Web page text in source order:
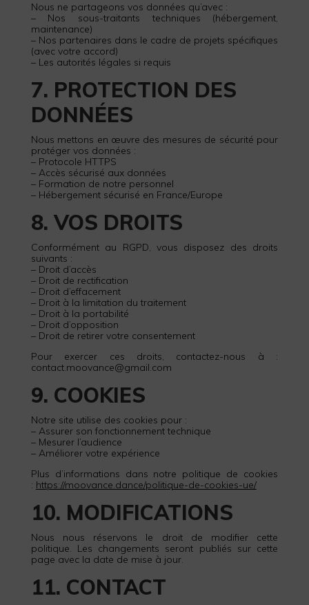
Nous ne partageons vos données qu’avec :
– Nos sous-traitants techniques (hébergement,
maintenance)
– Nos partenaires dans le cadre de projets spécifiques
(avec votre accord)
– Les autorités légales si requis
7. PROTECTION DES
DONNÉES
Nous mettons en œuvre des mesures de sécurité pour
protéger vos données :
– Protocole HTTPS
– Accès sécurisé aux données
– Formation de notre personnel
– Hébergement sécurisé en France/Europe
8. VOS DROITS
Conformément au RGPD, vous disposez des droits
suivants :
– Droit d’accès
– Droit de rectification
– Droit d’effacement
– Droit à la limitation du traitement
– Droit à la portabilité
– Droit d’opposition
– Droit de retirer votre consentement
Pour exercer ces droits, contactez-nous à :
contact.moovance@gmail.com
9. COOKIES
Notre site utilise des cookies pour :
– Assurer son fonctionnement technique
– Mesurer l’audience
– Améliorer votre expérience
Plus d’informations dans notre politique de cookies
: https://moovance.dance/politique-de-cookies-ue/
10. MODIFICATIONS
Nous nous réservons le droit de modifier cette
politique. Les changements seront publiés sur cette
page avec la date de mise à jour.
11. CONTACT